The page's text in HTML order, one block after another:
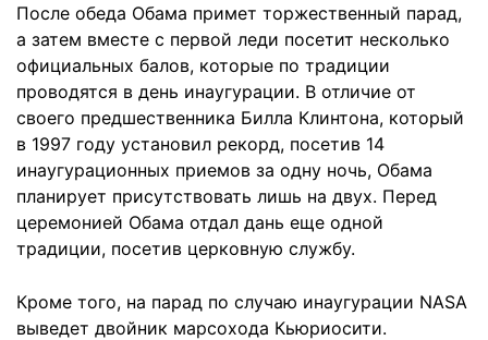
После обеда Обама примет торжественный парад,
а затем вместе с первой леди посетит несколько
официальных балов, которые по традиции
проводятся в день инаугурации. В отличие от
своего предшественника Билла Клинтона, который
в 1997 году установил рекорд, посетив 14
инаугурационных приемов за одну ночь, Обама
планирует присутствовать лишь на двух. Перед
церемонией Обама отдал дань еще одной
традиции, посетив церковную службу.
Кроме того, на парад по случаю инаугурации NASA
выведет двойник марсохода Кьюриосити.